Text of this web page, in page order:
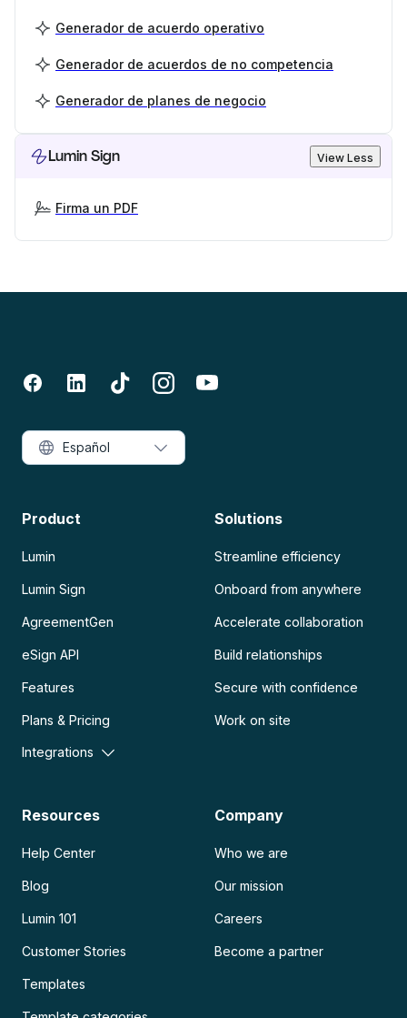
Generador de acuerdo operativo
Generador de acuerdos de no competencia
Generador de planes de negocio
Lumin Sign View Less
Firma un PDF
Product
Lumin
Lumin Sign
AgreementGen
eSign API
Features
Plans & Pricing
Integrations
Solutions
Streamline efficiency
Onboard from anywhere
Accelerate collaboration
Build relationships
Secure with confidence
Work on site
Resources
Help Center
Blog
Lumin 101
Customer Stories
Templates
Company
Who we are
Our mission
Careers
Become a partner
Español